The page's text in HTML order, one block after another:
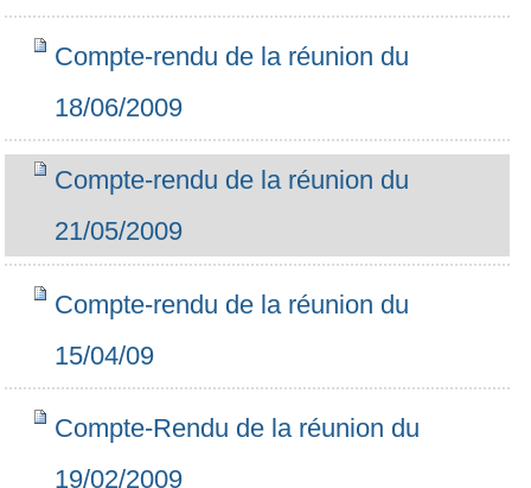
Compte-rendu de la réunion du
18/06/2009
Compte-rendu de la réunion du
21/05/2009
Compte-rendu de la réunion du
15/04/09
Compte-Rendu de la réunion du
19/02/2009